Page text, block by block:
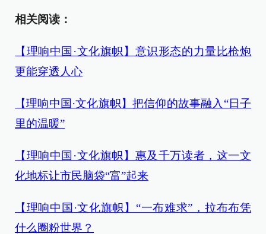
相关阅读：
【理响中国·文化旗帜】意识形态的力量比枪炮
更能穿透人心
【理响中国·文化旗帜】把信仰的故事融入“日子
里的温暖”
【理响中国·文化旗帜】惠及千万读者，这一文
化地标让市民脑袋“富”起来
【理响中国·文化旗帜】“一布难求”，拉布布凭
什么圈粉世界？